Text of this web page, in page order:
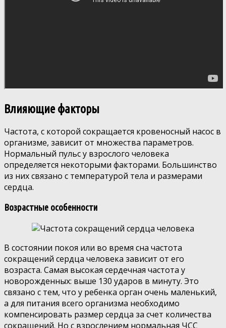
Влияющие факторы
Частота, с которой сокращается кровеносный насос в
организме, зависит от множества параметров.
Нормальный пульс у взрослого человека
определяется некоторыми факторами. Большинство
из них связано с температурой тела и размерами
сердца.
Возрастные особенности
В состоянии покоя или во время сна частота
сокращений сердца человека зависит от его
возраста. Самая высокая сердечная частота у
новорожденных: выше 130 ударов в минуту. Это
связано с тем, что у ребенка орган очень маленький,
а для питания всего организма необходимо
компенсировать размер сердца за счет количества
сокращений. Но с взрослением нормальная ЧСС